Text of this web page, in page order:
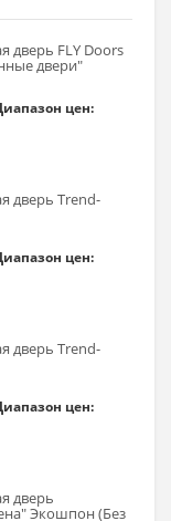
дверь FLY Doors
двери"
цен:
дверь Trend-
цен:
дверь Trend-
цен:
дверь
Экошпон (Без